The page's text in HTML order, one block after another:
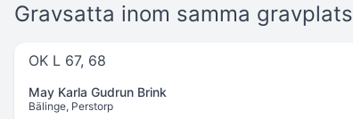
Gravsatta inom samma gravplats
OK L 67, 68
May Karla Gudrun Brink
Bälinge, Perstorp